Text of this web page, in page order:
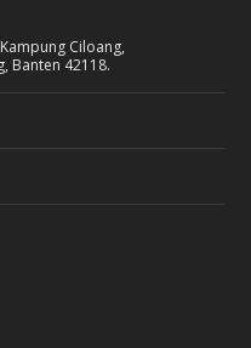
Ciloang,
Banten 42118.